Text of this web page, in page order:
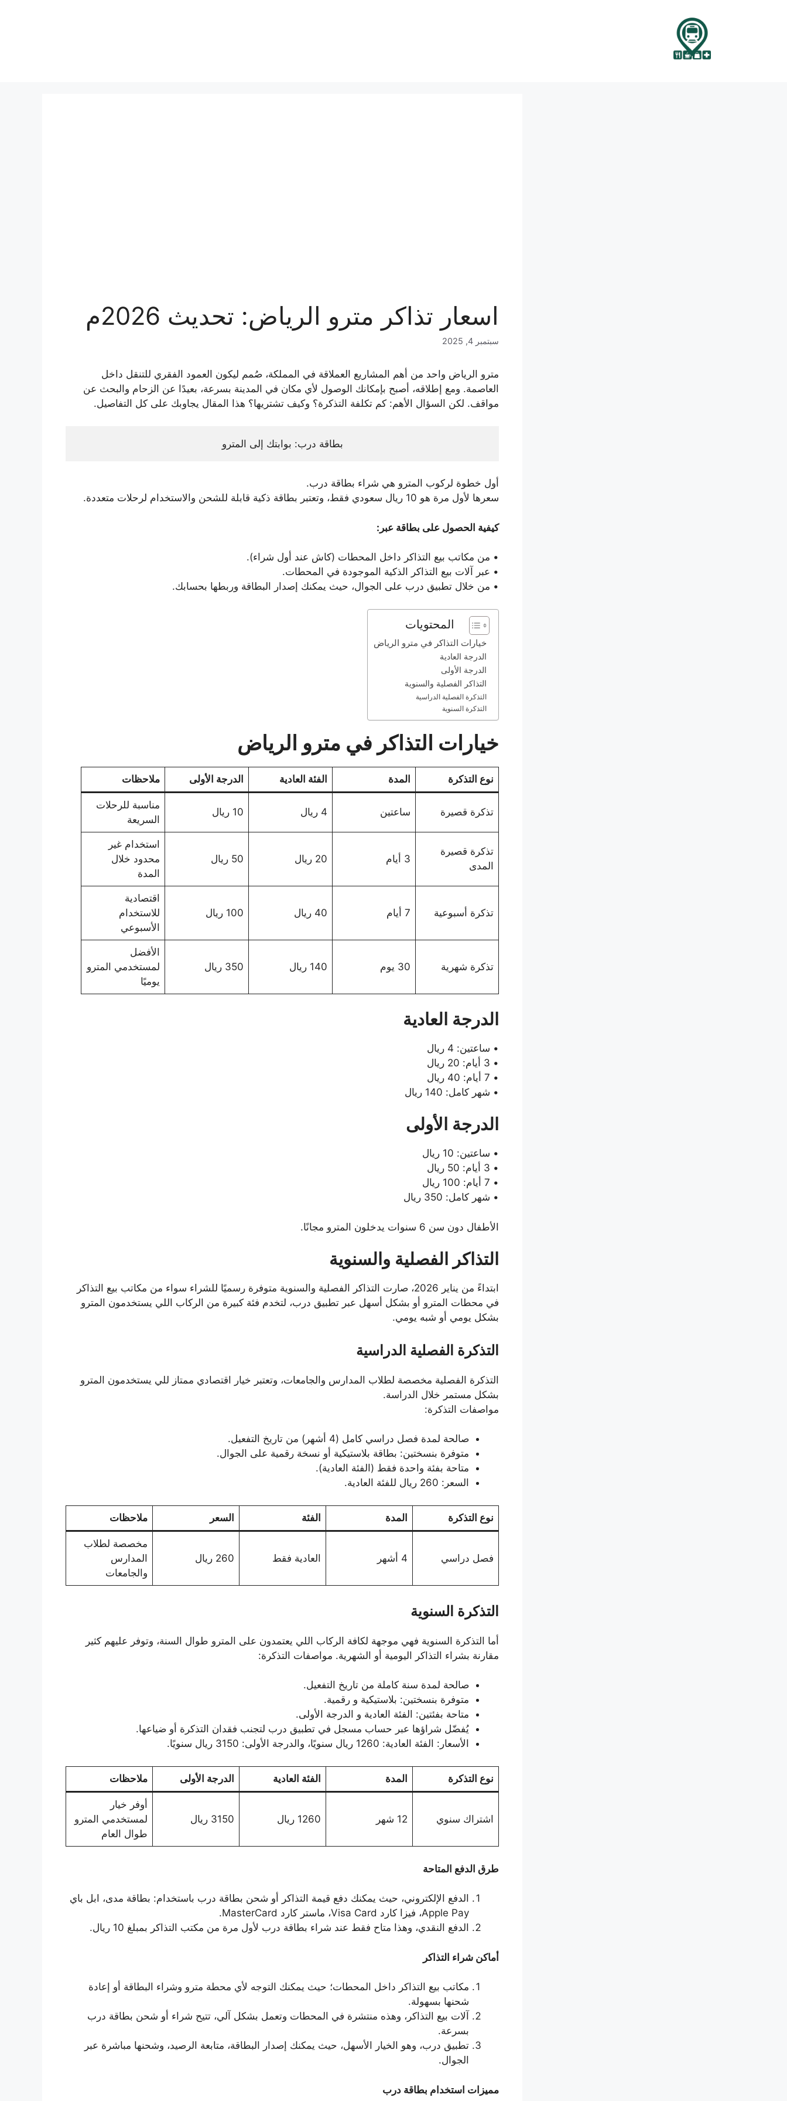
اسعار تذاكر مترو الرياض: تحديث 2026م
سبتمبر 4, 2025
مترو الرياض واحد من أهم المشاريع العملاقة في المملكة، صُمم ليكون العمود الفقري للتنقل داخل
العاصمة. ومع إطلاقه، أصبح بإمكانك الوصول لأي مكان في المدينة بسرعة، بعيدًا عن الزحام والبحث عن
مواقف. لكن السؤال الأهم: كم تكلفة التذكرة؟ وكيف تشتريها؟ هذا المقال يجاوبك على كل التفاصيل.
بطاقة درب: بوابتك إلى المترو
أول خطوة لركوب المترو هي شراء بطاقة درب.
سعرها لأول مرة هو 10 ريال سعودي فقط، وتعتبر بطاقة ذكية قابلة للشحن والاستخدام لرحلات متعددة.
كيفية الحصول على بطاقة عبر:
• من مكاتب بيع التذاكر داخل المحطات (كاش عند أول شراء).
• عبر آلات بيع التذاكر الذكية الموجودة في المحطات.
• من خلال تطبيق درب على الجوال، حيث يمكنك إصدار البطاقة وربطها بحسابك.
المحتويات
خيارات التذاكر في مترو الرياض
الدرجة العادية
الدرجة الأولى
التذاكر الفصلية والسنوية
التذكرة الفصلية الدراسية
التذكرة السنوية
خيارات التذاكر في مترو الرياض
نوع التذكرة المدة الفئة العادية الدرجة الأولى ملاحظات
تذكرة قصيرة ساعتين 4 ريال 10 ريال
مناسبة للرحلات
السريعة
تذكرة قصيرة
المدى
3 أيام 20 ريال 50 ريال
استخدام غير
محدود خلال
المدة
تذكرة أسبوعية 7 أيام 40 ريال 100 ريال
اقتصادية
للاستخدام
الأسبوعي
تذكرة شهرية 30 يوم 140 ريال 350 ريال
الأفضل
لمستخدمي المترو
يوميًا
الدرجة العادية
• ساعتين: 4 ريال
• 3 أيام: 20 ريال
• 7 أيام: 40 ريال
• شهر كامل: 140 ريال
الدرجة الأولى
• ساعتين: 10 ريال
• 3 أيام: 50 ريال
• 7 أيام: 100 ريال
• شهر كامل: 350 ريال
الأطفال دون سن 6 سنوات يدخلون المترو مجانًا.
التذاكر الفصلية والسنوية
ابتداءً من يناير 2026، صارت التذاكر الفصلية والسنوية متوفرة رسميًا للشراء سواء من مكاتب بيع التذاكر
في محطات المترو أو بشكل أسهل عبر تطبيق درب، لتخدم فئة كبيرة من الركاب اللي يستخدمون المترو
بشكل يومي أو شبه يومي.
التذكرة الفصلية الدراسية
التذكرة الفصلية مخصصة لطلاب المدارس والجامعات، وتعتبر خيار اقتصادي ممتاز للي يستخدمون المترو
بشكل مستمر خلال الدراسة.
مواصفات التذكرة:
صالحة لمدة فصل دراسي كامل (4 أشهر) من تاريخ التفعيل.
متوفرة بنسختين: بطاقة بلاستيكية أو نسخة رقمية على الجوال.
متاحة بفئة واحدة فقط (الفئة العادية).
السعر: 260 ريال للفئة العادية.
نوع التذكرة المدة الفئة السعر ملاحظات
فصل دراسي 4 أشهر العادية فقط 260 ريال
مخصصة لطلاب
المدارس
والجامعات
التذكرة السنوية
أما التذكرة السنوية فهي موجهة لكافة الركاب اللي يعتمدون على المترو طوال السنة، وتوفر عليهم كثير
مقارنة بشراء التذاكر اليومية أو الشهرية. مواصفات التذكرة:
صالحة لمدة سنة كاملة من تاريخ التفعيل.
متوفرة بنسختين: بلاستيكية و رقمية.
متاحة بفئتين: الفئة العادية و الدرجة الأولى.
يُفضّل شراؤها عبر حساب مسجل في تطبيق درب لتجنب فقدان التذكرة أو ضياعها.
الأسعار: الفئة العادية: 1260 ريال سنويًا، والدرجة الأولى: 3150 ريال سنويًا.
نوع التذكرة المدة الفئة العادية الدرجة الأولى ملاحظات
اشتراك سنوي 12 شهر 1260 ريال 3150 ريال
أوفر خيار
لمستخدمي المترو
طوال العام
طرق الدفع المتاحة
الدفع الإلكتروني، حيث يمكنك دفع قيمة التذاكر أو شحن بطاقة درب باستخدام: بطاقة مدى، ابل باي
Apple Pay، فيزا كارد Visa Card، ماستر كارد MasterCard.
الدفع النقدي، وهذا متاح فقط عند شراء بطاقة درب لأول مرة من مكتب التذاكر بمبلغ 10 ريال.
أماكن شراء التذاكر
مكاتب بيع التذاكر داخل المحطات؛ حيث يمكنك التوجه لأي محطة مترو وشراء البطاقة أو إعادة
شحنها بسهولة.
آلات بيع التذاكر، وهذه منتشرة في المحطات وتعمل بشكل آلي، تتيح شراء أو شحن بطاقة درب
بسرعة.
تطبيق درب، وهو الخيار الأسهل، حيث يمكنك إصدار البطاقة، متابعة الرصيد، وشحنها مباشرة عبر
الجوال.
مميزات استخدام بطاقة درب